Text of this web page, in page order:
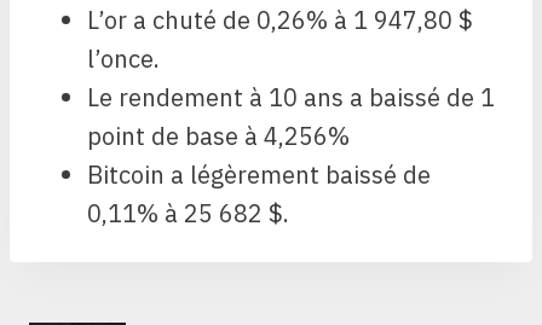
L’or a chuté de 0,26% à 1 947,80 $
l’once.
Le rendement à 10 ans a baissé de 1
point de base à 4,256%
Bitcoin a légèrement baissé de
0,11% à 25 682 $.